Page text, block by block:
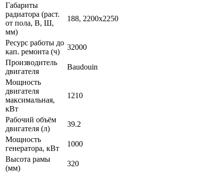
Габариты
радиатора (раст.
от пола, В, Ш,
мм)
188, 2200x2250
Ресурс работы до
кап. ремонта (ч)
32000
Производитель
двигателя
Baudouin
Мощность
двигателя
максимальная,
кВт
1210
Рабочий объём
двигателя (л)
39.2
Мощность
генератора, кВт
1000
Высота рамы
(мм)
320